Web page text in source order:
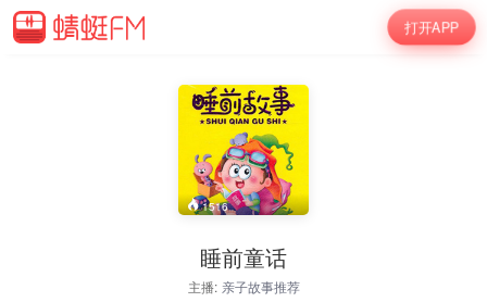
打开APP
1516
睡前童话
主播: 亲子故事推荐